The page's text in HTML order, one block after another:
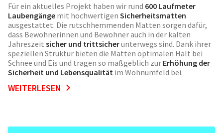
Für ein aktuelles Projekt haben wir rund 600 Laufmeter
Laubengänge mit hochwertigen Sicherheitsmatten
ausgestattet. Die rutschhemmenden Matten sorgen dafür,
dass Bewohnerinnen und Bewohner auch in der kalten
Jahreszeit sicher und trittsicherunterwegs sind. Dank ihrer
speziellen Struktur bieten die Matten optimalen Halt bei
Schnee und Eis und tragen so maßgeblich zur Erhöhung der
Sicherheit und Lebensqualität im Wohnumfeld bei.
WEITERLESEN